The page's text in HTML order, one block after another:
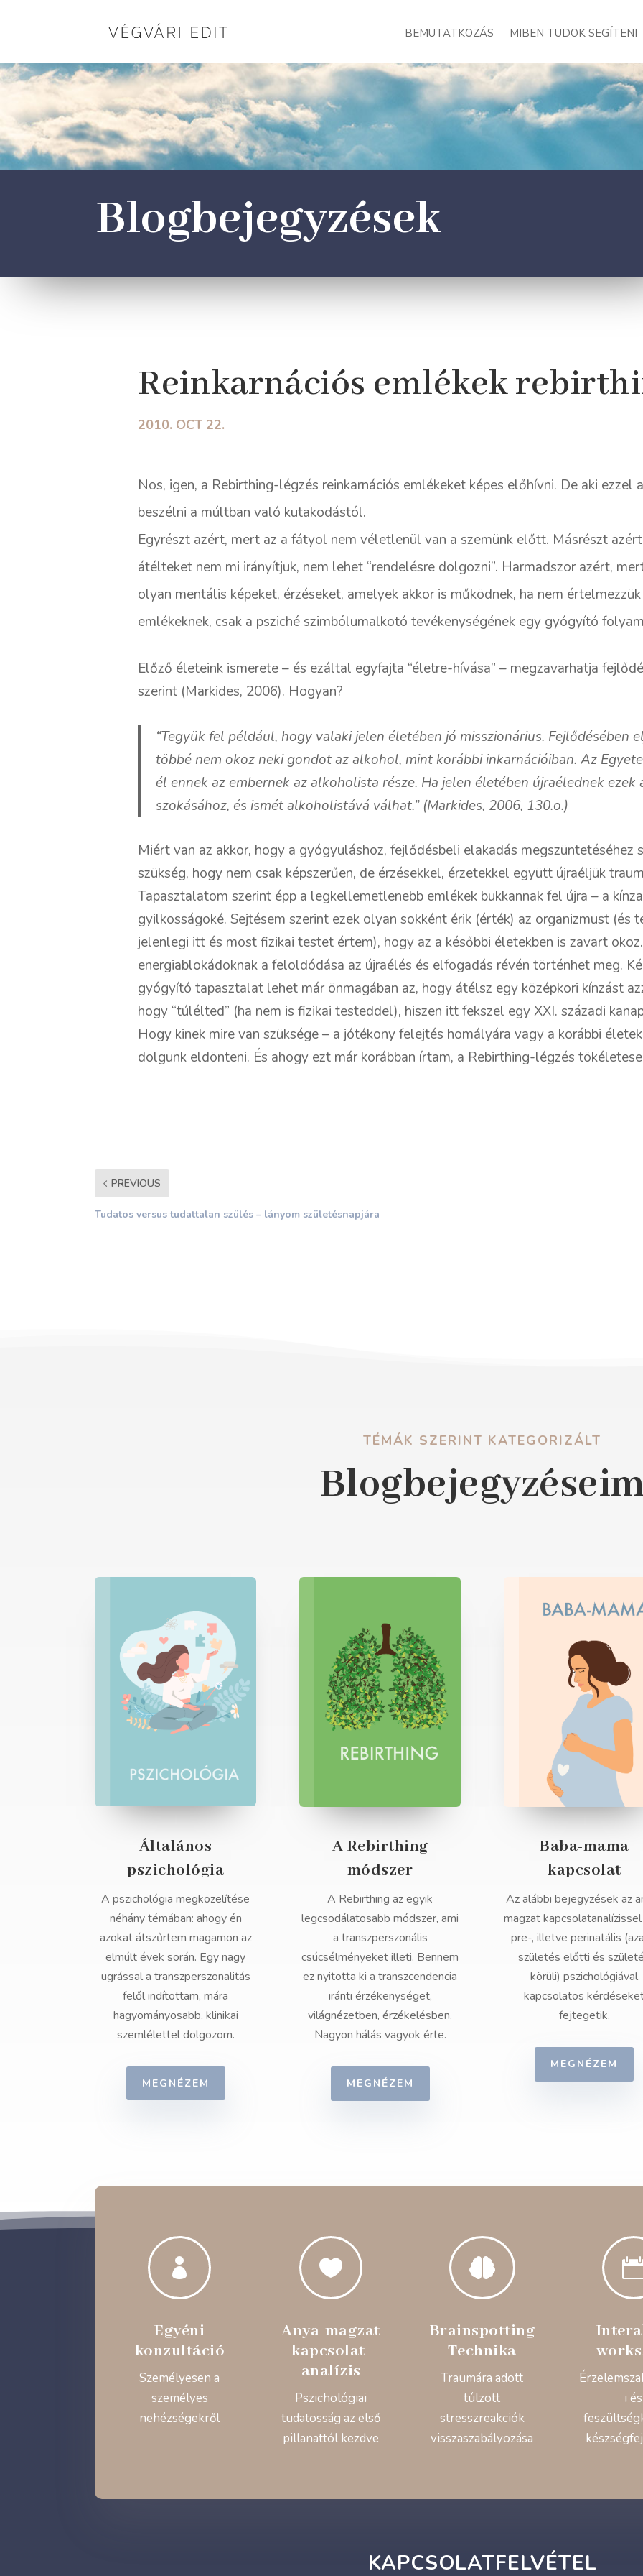
BEMUTATKOZÁS MIBEN TUDOK SEGÍTENI
Blogbejegyzések
Reinkarnációs emlékek
2010. OCT 22.
Nos, igen, a Rebirthing-légzés reinkarnációs emlékeket képes előhívni. De aki
beszélni a múltban való kutakodástól.
Egyrészt azért, mert az a fátyol nem véletlenül van a szemünk előtt. Másrészt
átélteket nem mi irányítjuk, nem lehet “rendelésre dolgozni”. Harmadszor azért,
olyan mentális képeket, érzéseket, amelyek akkor is működnek, ha nem
emlékeknek, csak a psziché szimbólumalkotó tevékenységének egy gyógyító
Előző életeink ismerete – és ezáltal egyfajta “életre-hívása” – megzavarhatja
szerint (Markides, 2006). Hogyan?
“Tegyük fel például, hogy valaki jelen életében jó misszionárius. Fejlődésében
többé nem okoz neki gondot az alkohol, mint korábbi inkarnációiban. Az
él ennek az embernek az alkoholista része. Ha jelen életében újraélednek ezek
szokásához, és ismét alkoholistává válhat.” (Markides, 2006, 130.o.)
Miért van az akkor, hogy a gyógyuláshoz, fejlődésbeli elakadás megszüntetéséhez
szükség, hogy nem csak képszerűen, de érzésekkel, érzetekkel együtt újraéljük
Tapasztalatom szerint épp a legkellemetlenebb emlékek bukkannak fel újra – a
gyilkosságoké. Sejtésem szerint ezek olyan sokként érik (érték) az organizmust (és
jelenlegi itt és most fizikai testet értem), hogy az a későbbi életekben is zavart
energiablokádoknak a feloldódása az újraélés és elfogadás révén történhet meg.
gyógyító tapasztalat lehet már önmagában az, hogy átélsz egy középkori kínzást
hogy “túlélted” (ha nem is fizikai testeddel), hiszen itt fekszel egy XXI. századi
Hogy kinek mire van szüksége – a jótékony felejtés homályára vagy a korábbi
dolgunk eldönteni. És ahogy ezt már korábban írtam, a Rebirthing-légzés
PREVIOUS
Tudatos versus tudattalan szülés – lányom születésnapjára
TÉMÁK SZERINT KATEGORIZÁLT
Általános
pszichológia
A pszichológia megközelítése
néhány témában: ahogy én
azokat átszűrtem magamon az
elmúlt évek során. Egy nagy
ugrással a transzperszonalitás
felől indítottam, mára
hagyományosabb, klinikai
szemlélettel dolgozom.
MEGNÉZEM
A Rebirthing
módszer
A Rebirthing az egyik
legcsodálatosabb módszer, ami
a transzperszonális
csúcsélményeket illeti. Bennem
ez nyitotta ki a transzcendencia
iránti érzékenységet,
világnézetben, érzékelésben.
Nagyon hálás vagyok érte.
MEGNÉZEM
Baba-mama
kapcsolat
Az alábbi bejegyzések az
magzat
pre-, illetve perinatális
születés előtti és
körüli) pszichológiával
kapcsolatos
fejtegetik.
MEGNÉZEM

Egyéni
konzultáció
Személyesen a
személyes
nehézségekről

Anya-magzat
kapcsolat-
analízis
Pszichológiai
tudatosság az első
pillanattól kezdve

Brainspotting
Technika
Traumára adott
túlzott
stresszreakciók
visszaszabályozása
i és
KAPCSOLATFELVÉTEL